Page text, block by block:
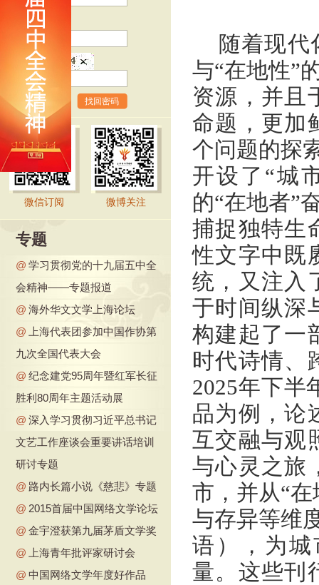
密 码
验证码
找回密码
微信订阅 微博关注
专题
@ 学习贯彻党的十九届五中全
会精神——专题报道
@ 海外华文文学上海论坛
@
上海代表团参加中国作协第
九次全国代表大会
@ 纪念建党95周年暨红军长征
胜利80周年主题活动展
@ 深入学习贯彻习近平总书记
文艺工作座谈会重要讲话培训
研讨专题
@ 路内长篇小说《慈悲》专题
@ 2015首届中国网络文学论坛
@ 金宇澄获第九届茅盾文学奖
@
上海青年批评家研讨会
@ 中国网络文学年度好作品
随着现代
与“在地性”
资源，并且
命题，更加
个问题的探
开设了“城
的“在地者”
捕捉独特生
性文字中既
统，又注入
于时间纵深
构建起了一
时代诗情、
2025年下半
品为例，论
互交融与观
与心灵之旅
市，并从“
与存异等维
语），为
量。这些刊